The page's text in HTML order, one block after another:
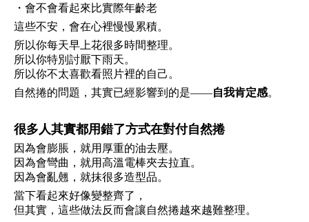
・會不會看起來比實際年齡老
這些不安，會在心裡慢慢累積。
所以你每天早上花很多時間整理。
所以你特別討厭下雨天。
所以你不太喜歡看照片裡的自己。
自然捲的問題，其實已經影響到的是——自我肯定感。
很多人其實都用錯了方式在對付自然捲
因為會膨脹，就用厚重的油去壓。
因為會彎曲，就用高溫電棒夾去拉直。
因為會亂翹，就抹很多造型品。
當下看起來好像變整齊了，
但其實，這些做法反而會讓自然捲越來越難整理。